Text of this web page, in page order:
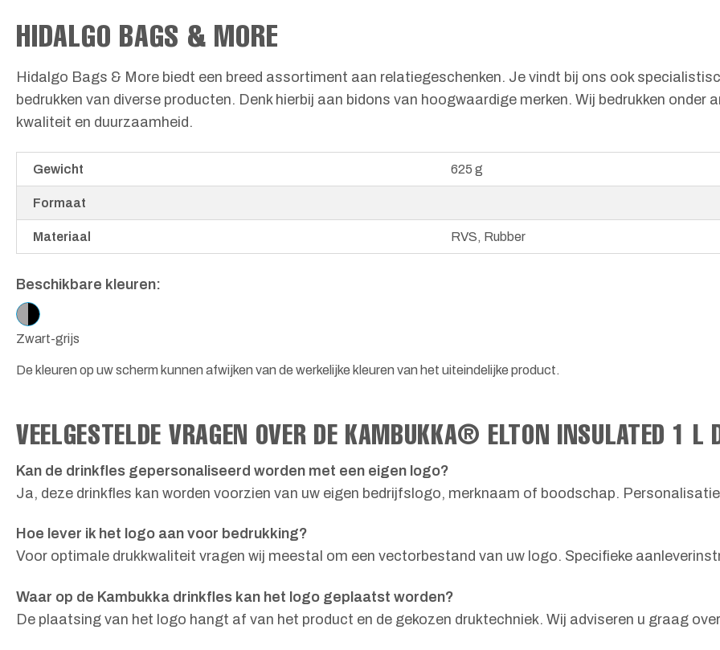
HIDALGO BAGS & MORE
Hidalgo Bags & More biedt een breed assortiment aan relatiegeschenken. Je vindt bij ons ook
bedrukken van diverse producten. Denk hierbij aan bidons van hoogwaardige merken. Wij bedrukken onder
kwaliteit en duurzaamheid.
Gewicht 625 g
Formaat
Materiaal RVS, Rubber
Beschikbare kleuren:
Zwart-grijs
De kleuren op uw scherm kunnen afwijken van de werkelijke kleuren van het uiteindelijke product.
VEELGESTELDE VRAGEN OVER DE KAMBUKKA® ELTON INSULATED 1 L
Kan de drinkfles gepersonaliseerd worden met een eigen logo?
Ja, deze drinkfles kan worden voorzien van uw eigen bedrijfslogo, merknaam of boodschap.
Hoe lever ik het logo aan voor bedrukking?
Voor optimale drukkwaliteit vragen wij meestal om een vectorbestand van uw logo. Specifieke
Waar op de Kambukka drinkfles kan het logo geplaatst worden?
De plaatsing van het logo hangt af van het product en de gekozen druktechniek. Wij adviseren u graag